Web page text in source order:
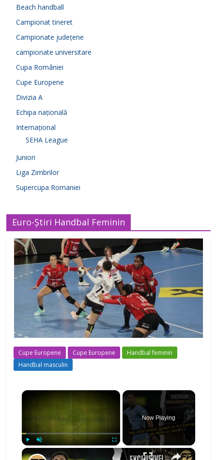
Beach handball
Campionat tineret
Campionate județene
campionate universitare
Cupa României
Cupe Europene
Divizia A
Echipa națională
Internațional
SEHA League
Juniori
Liga Zimbrilor
Supercupa Romaniei
Euro-Știri Handbal Feminin
Cupe Europene Cupe Europene
Handbal feminin
Handbal masculin
×
Fullscreen
Now Playing
×